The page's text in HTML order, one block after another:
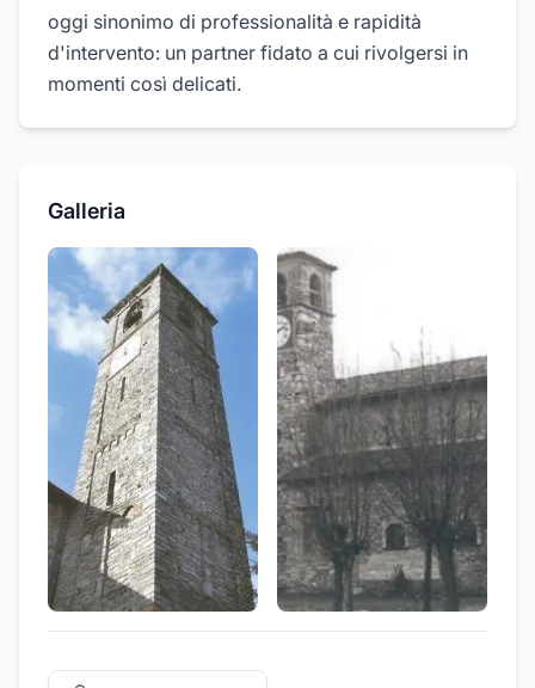
oggi sinonimo di professionalità e rapidità
d'intervento: un partner fidato a cui rivolgersi in
momenti così delicati.
Galleria